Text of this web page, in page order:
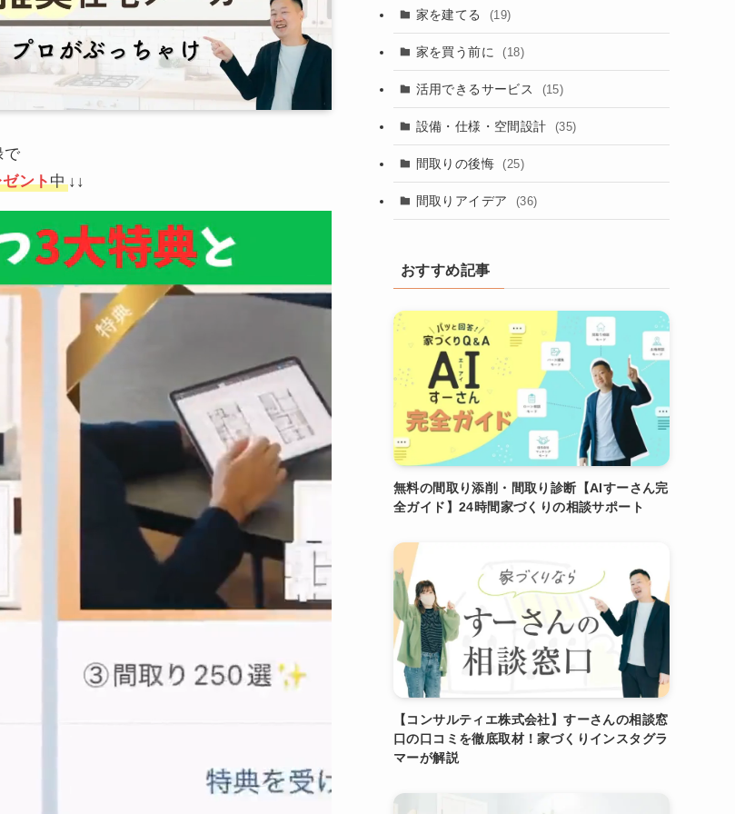
で
ント中↓↓
家を建てる (19)
家を買う前に (18)
活用できるサービス (15)
設備・仕様・空間設計 (35)
間取りの後悔 (25)
間取りアイデア (36)
おすすめ記事
無料の間取り添削・間取り診断【AIすーさん完
全ガイド】24時間家づくりの相談サポート
【コンサルティエ株式会社】すーさんの相談窓
口の口コミを徹底取材！家づくりインスタグラ
マーが解説